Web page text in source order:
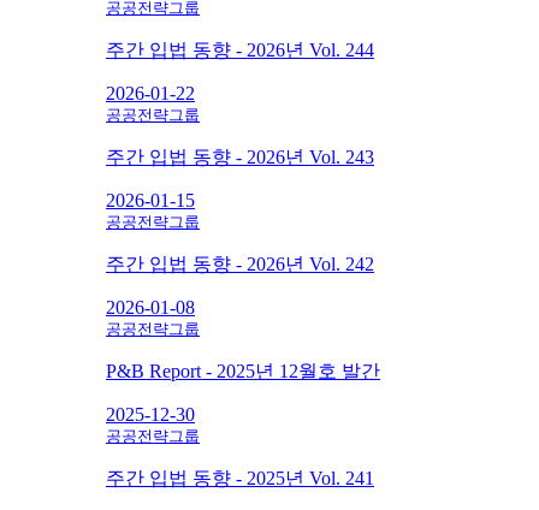
공공전략그룹
주간 입법 동향 - 2026년 Vol. 244
2026-01-22
공공전략그룹
주간 입법 동향 - 2026년 Vol. 243
2026-01-15
공공전략그룹
주간 입법 동향 - 2026년 Vol. 242
2026-01-08
공공전략그룹
P&B Report - 2025년 12월호 발간
2025-12-30
공공전략그룹
주간 입법 동향 - 2025년 Vol. 241